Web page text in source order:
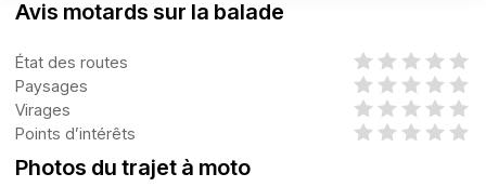
Avis motards sur la balade
État des routes
Paysages
Virages
Points d’intérêts
Photos du trajet à moto